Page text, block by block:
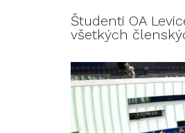
Študenti OA
všetkých